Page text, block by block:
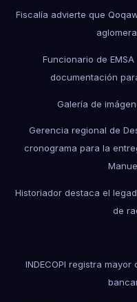
Fiscalía advierte que
Funcionario de
documentación
Galería de
Gerencia regional de
cronograma para la
Historiador destaca el
de
INDECOPI registra